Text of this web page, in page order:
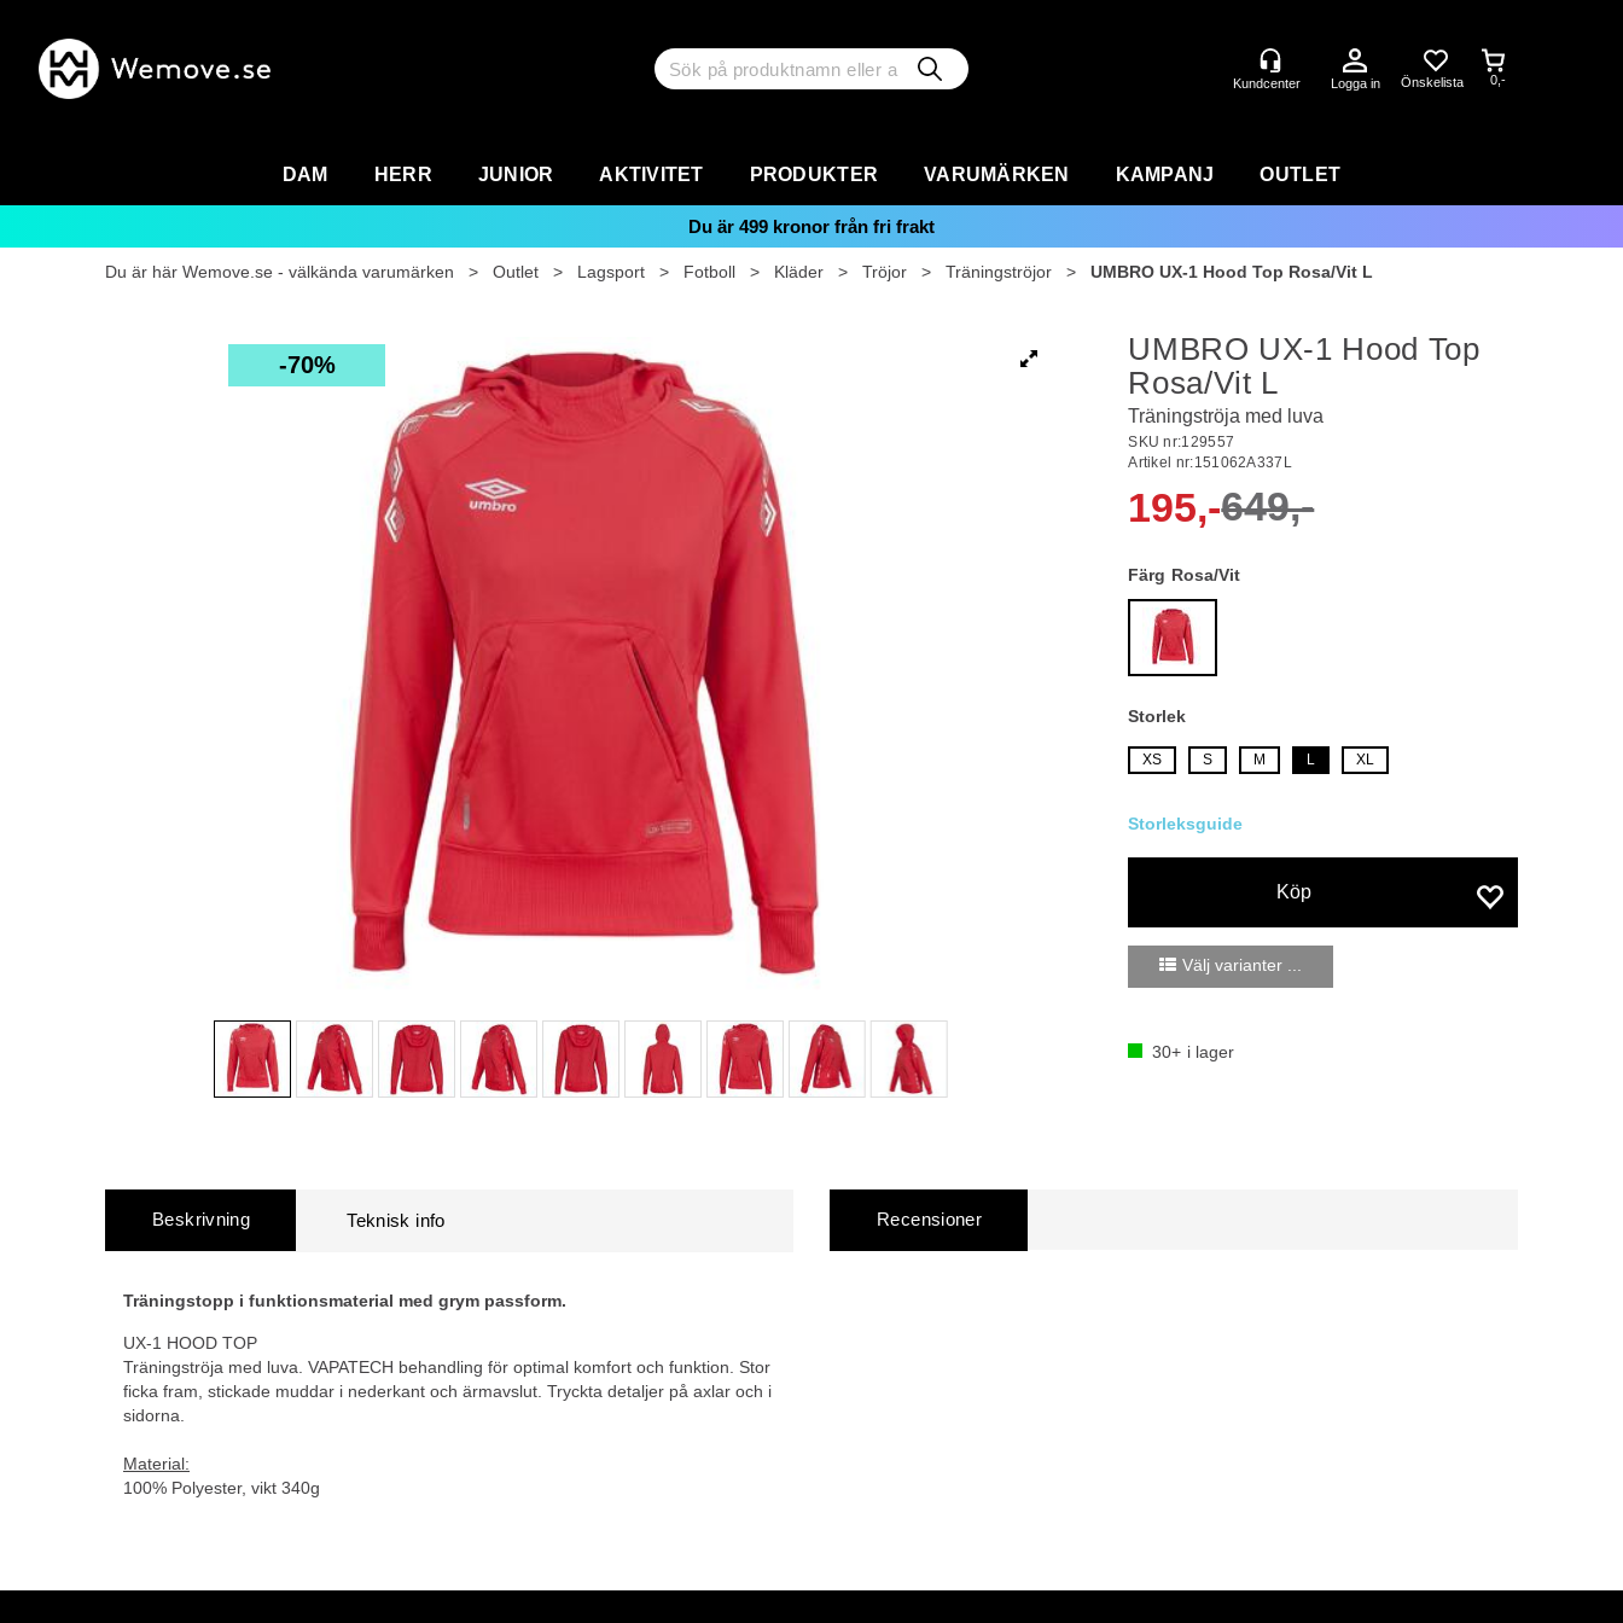
Logga in 0,-
DAM HERR JUNIOR AKTIVITET PRODUKTER VARUMÄRKEN KAMPANJ OUTLET
Du är 499 kronor från fri frakt
Du är här Wemove.se - välkända varumärken > Outlet > Lagsport > Fotboll > Kläder > Tröjor > Träningströjor > UMBRO UX-1 Hood Top Rosa/Vit L
70%
UMBRO UX-1 Hood Top
Rosa/Vit L
Träningströja med luva
SKU nr:129557
Artikel nr:151062A337L
195,-649,-
Färg Rosa/Vit
Storlek
XS S M L XL
Köp
Välj varianter ...
30+ i lager
Beskrivning
Träningstopp i funktionsmaterial med grym passform.
UX-1 HOOD TOP
Träningströja med luva. VAPATECH behandling för optimal komfort och funktion. Stor
ficka fram, stickade muddar i nederkant och ärmavslut. Tryckta detaljer på axlar och i
sidorna.
Material:
100% Polyester, vikt 340g
Recensioner